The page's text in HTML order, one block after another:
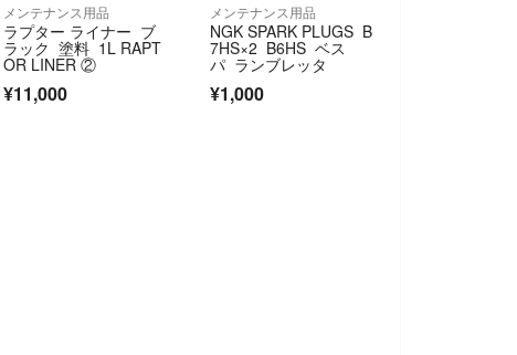
メンテナンス用品
ラプター ライナー ブ
ラック 塗料 1L RAPT
OR LINER ②
¥11,000
メンテナンス用品
NGK SPARK PLUGS B
7HS×2 B6HS ベス
パ ランブレッタ
¥1,000